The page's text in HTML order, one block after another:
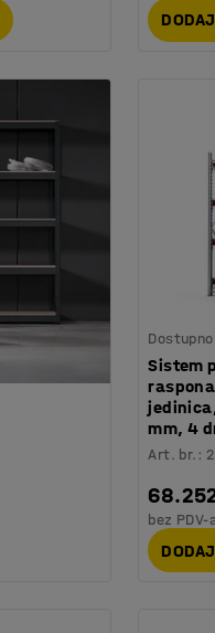
Sistem
mm, 4
Art. br. :
bez PDV-